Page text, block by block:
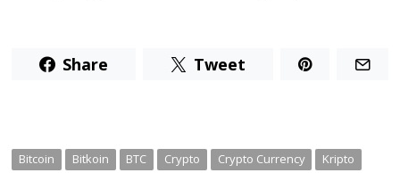
Share Tweet
Bitcoin Bitkoin BTC Crypto Crypto Currency
Kripto